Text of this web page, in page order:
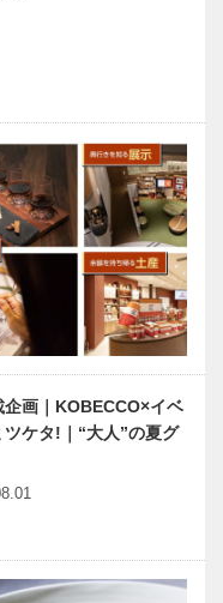
企画｜KOBECCO×イベ
ツケタ!｜“大人”の夏グ